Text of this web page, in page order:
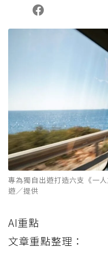
您當前剩餘 U 利點
專為獨自出遊打造六支《一
遊／提供
AI重點
文章重點整理：